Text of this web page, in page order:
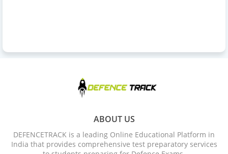
ABOUT US
DEFENCETRACK is a leading Online Educational Platform in
India that provides comprehensive test preparatory services